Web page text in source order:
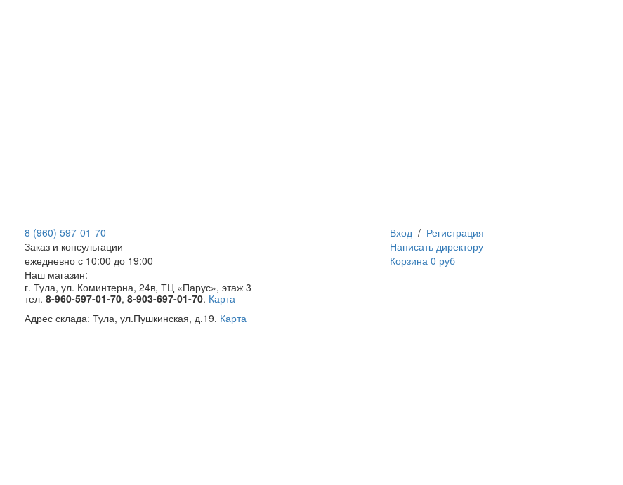
8 (960) 597-01-70
Заказ и консультации
ежедневно с 10:00 до 19:00
Наш магазин:
г. Тула, ул. Коминтерна, 24в, ТЦ «Парус», этаж 3
тел. 8-960-597-01-70, 8-903-697-01-70. Карта
Адрес склада: Тула, ул.Пушкинская, д.19. Карта
Вход/ Регистрация
Написать директору
Корзина 0 руб